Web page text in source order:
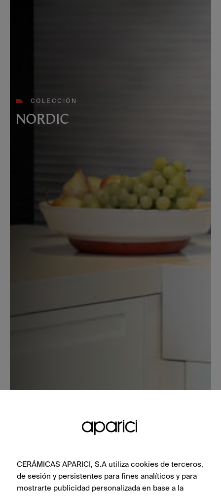
COLECCIÓN
NORDIC
CERÁMICAS APARICI, S.A utiliza cookies de terceros,
de sesión y persistentes para fines analíticos y para
mostrarte publicidad personalizada en base a la